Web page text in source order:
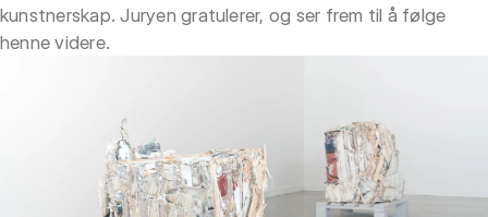
kunstnerskap. Juryen gratulerer, og ser frem til å følge
henne videre.